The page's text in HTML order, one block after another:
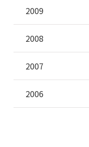
2009
2008
2007
2006